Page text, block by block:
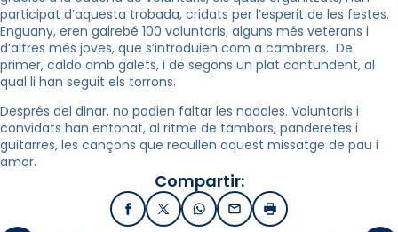
participat d’aquesta trobada, cridats per l’esperit de les festes.
Enguany, eren gairebé 100 voluntaris, alguns més veterans i
d’altres més joves, que s’introduien com a cambrers. De
primer, caldo amb galets, i de segons un plat contundent, al
qual li han seguit els torrons.
Després del dinar, no podien faltar les nadales. Voluntaris i
convidats han entonat, al ritme de tambors, panderetes i
guitarres, les cançons que recullen aquest missatge de pau i
amor.
Compartir:
FacebookX / TwitterWhatsApp
EmailImprimir